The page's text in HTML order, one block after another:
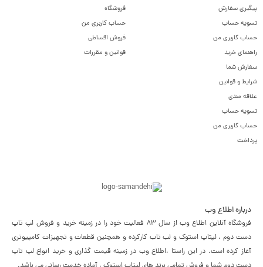
پیگیری سفارش
تسویه حساب
حساب کاربری من
راهنمای خرید
سفارش شما
شرایط و قوانین
علاقه مندی
تسویه حساب
حساب کاربری من
پرداخت
فروشگاه
حساب کاربری من
فروش اقساطی
قوانین و مقررات
درباره اطلاع وب
فروشگاه آنلاین اطلاع وب از سال 83 فعالیت خود را در زمینه خرید و فروش لپ تاپ
دست دوم ، لپتاپ استوک و لب تاب کارکرده و همچنین قطعات و تجهیزات کامپیوتری
آغاز کرده است. در این راستا ،‌اطلاع وب در زمینه قیمت گذاری و خرید انواع لپ تاپ